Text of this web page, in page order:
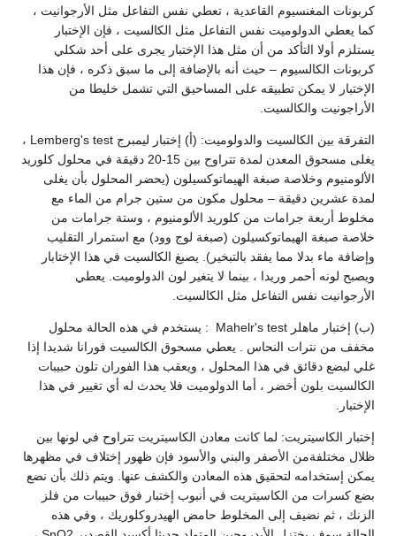
كربونات المغنسيوم القاعدية ، تعطي نفس التفاعل مثل الأرجوانيت ،
كما يعطي الدولوميت نفس التفاعل مثل الكالسيت ، فإن الإختبار
يستلزم أولا التأكد من أن مثل هذا الإختبار يجرى على أحد شكلي
كربونات الكالسيوم – حيث أنه بالإضافة إلى ما سبق ذكره ، فإن هذا
الإختبار لا يمكن تطبيقه على المساحيق التي تشمل خليطا من
الأراجونيت والكالسيت.
التفرقة بين الكالسيت والدولوميت: (أ) إختبار ليمبرج Lemberg's test ،
يغلى مسحوق المعدن لمدة تتراوح بين 15-20 دقيقة في محلول كلوريد
الألومنيوم وخلاصة صبغة الهيماتوكسيلون (يحضر المحلول بأن يغلى
لمدة عشرين دقيقة – محلول مكون من ستين جرام من الماء مع
مخلوط أربعة جرامات من كلوريد الألومنيوم ، وستة جرامات من
خلاصة صبغة الهيماتوكسيلون (صبغة لوج وود) مع استمرار التقليب
وإضافة ماء بدلا مما يفقد بالتبخير). يصبغ الكالسيت في هذا الإختابار
ويصبح لونه أحمر وريدا ، بينما لا يتغير لون الدولوميت. يعطي
الأرجوانيت نفس التفاعل مثل الكالسيت.
(ب) إختبار ماهلر Mahelr's test : يستخدم في هذه الحالة محلول
مخفف من نترات النحاس . يعطي مسحوق الكالسيت فورانا شديدا إذا
غلي لبضع دقائق في هذا المحلول ، ويعقب هذا الفوران تلون حبيبات
الكالسيت بلون أخضر ، أما الدولوميت فلا يحدث له أي تغيير في هذا
الإختبار.
إختبار الكاسيتريت: لما كانت معادن الكاسيتريت تتراوح في لونها بين
ظلال مختلفةمن الأصفر والبني والأسود فإن ظهور إختلاف في مظهرها
يمكن إستخدامه لتحقيق هذه المعادن والكشف عنها. ويتم ذلك بأن نضع
بضع كسرات من الكاسيتريت في أنبوب إختبار فوق حبيبات من فلز
الزنك ، ثم نضيف إلى المخلوط حامض الهيدروكلوريك ، وفي هذه